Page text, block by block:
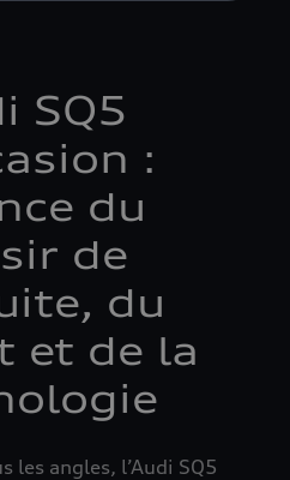
SQ5
:
du
de
du
et de la
les angles, l’Audi SQ5